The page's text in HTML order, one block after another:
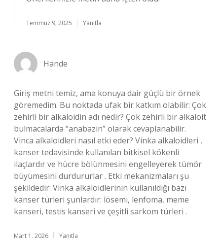
Temmuz 9, 2025 Yanıtla
Hande
Giriş metni temiz, ama konuya dair güçlü bir örnek
göremedim. Bu noktada ufak bir katkım olabilir: Çok
zehirli bir alkaloidin adı nedir? Çok zehirli bir alkaloit
bulmacalarda “anabazin” olarak cevaplanabilir.
Vinca alkaloidleri nasıl etki eder? Vinka alkaloidleri ,
kanser tedavisinde kullanılan bitkisel kökenli
ilaçlardır ve hücre bölünmesini engelleyerek tümör
büyümesini durdururlar . Etki mekanizmaları şu
şekildedir: Vinka alkaloidlerinin kullanıldığı bazı
kanser türleri şunlardır: lösemi, lenfoma, meme
kanseri, testis kanseri ve çeşitli sarkom türleri .
Mart 1, 2026 Yanıtla